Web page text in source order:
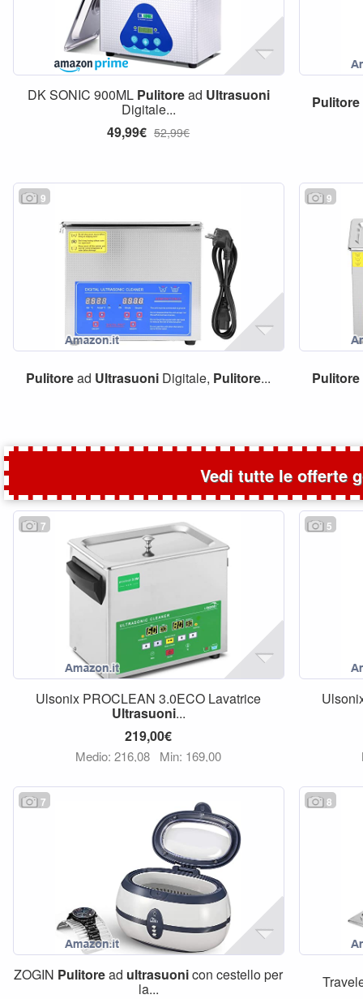
DK SONIC 900ML Pulitoread Ultrasuoni
Digitale...
49,99€ 52,99€
Pulitore
9
Pulitoread Ultrasuoni Digitale, Pulitore...
9
Pulitore
Vedi tutte le offerte
7
Ulsonix PROCLEAN 3.0ECO Lavatrice
Ultrasuoni...
219,00€
Medio: 216,08 Min: 169,00
5
7
ZOGIN Pulitoread ultrasuonicon cestello per
la...
8